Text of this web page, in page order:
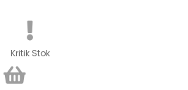
Kritik Stok